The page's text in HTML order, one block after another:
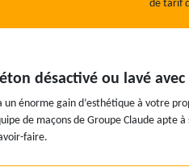
de tarif
désactivé ou lavé
énorme gain d’esthétique à votre
de maçons de Groupe Claude
faire.